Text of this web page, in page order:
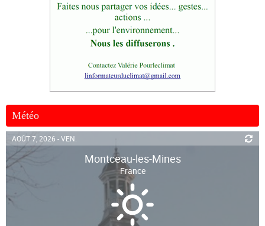
Météo
AOÛT 7, 2026 - VEN.
Montceau-les-Mines
France